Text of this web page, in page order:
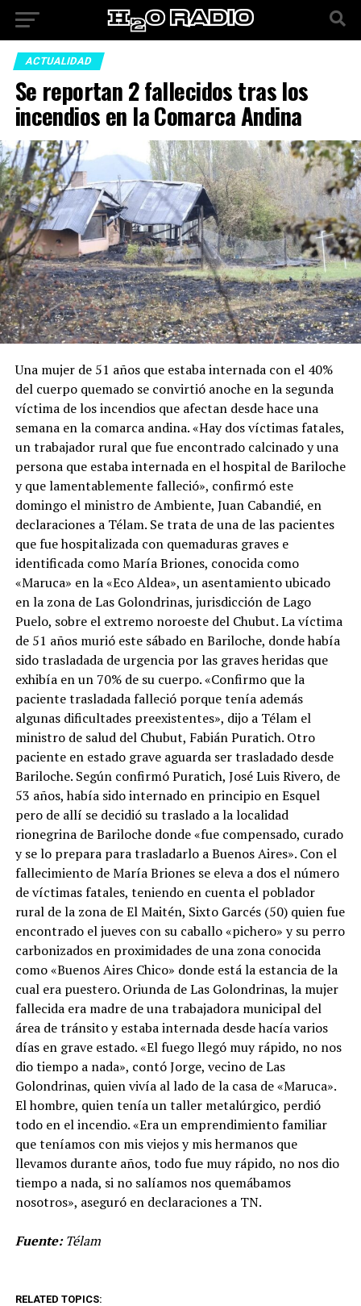
ACTUALIDAD
Se reportan 2 fallecidos tras los
incendios en la Comarca Andina
Una mujer de 51 años que estaba internada con el 40%
del cuerpo quemado se convirtió anoche en la segunda
víctima de los incendios que afectan desde hace una
semana en la comarca andina. «Hay dos víctimas fatales,
un trabajador rural que fue encontrado calcinado y una
persona que estaba internada en el hospital de Bariloche
y que lamentablemente falleció», confirmó este
domingo el ministro de Ambiente, Juan Cabandié, en
declaraciones a Télam. Se trata de una de las pacientes
que fue hospitalizada con quemaduras graves e
identificada como María Briones, conocida como
«Maruca» en la «Eco Aldea», un asentamiento ubicado
en la zona de Las Golondrinas, jurisdicción de Lago
Puelo, sobre el extremo noroeste del Chubut. La víctima
de 51 años murió este sábado en Bariloche, donde había
sido trasladada de urgencia por las graves heridas que
exhibía en un 70% de su cuerpo. «Confirmo que la
paciente trasladada falleció porque tenía además
algunas dificultades preexistentes», dijo a Télam el
ministro de salud del Chubut, Fabián Puratich. Otro
paciente en estado grave aguarda ser trasladado desde
Bariloche. Según confirmó Puratich, José Luis Rivero, de
53 años, había sido internado en principio en Esquel
pero de allí se decidió su traslado a la localidad
rionegrina de Bariloche donde «fue compensado, curado
y se lo prepara para trasladarlo a Buenos Aires». Con el
fallecimiento de María Briones se eleva a dos el número
de víctimas fatales, teniendo en cuenta el poblador
rural de la zona de El Maitén, Sixto Garcés (50) quien fue
encontrado el jueves con su caballo «pichero» y su perro
carbonizados en proximidades de una zona conocida
como «Buenos Aires Chico» donde está la estancia de la
cual era puestero. Oriunda de Las Golondrinas, la mujer
fallecida era madre de una trabajadora municipal del
área de tránsito y estaba internada desde hacía varios
días en grave estado. «El fuego llegó muy rápido, no nos
dio tiempo a nada», contó Jorge, vecino de Las
Golondrinas, quien vivía al lado de la casa de «Maruca».
El hombre, quien tenía un taller metalúrgico, perdió
todo en el incendio. «Era un emprendimiento familiar
que teníamos con mis viejos y mis hermanos que
llevamos durante años, todo fue muy rápido, no nos dio
tiempo a nada, si no salíamos nos quemábamos
nosotros», aseguró en declaraciones a TN.
Fuente:Télam
RELATED TOPICS: